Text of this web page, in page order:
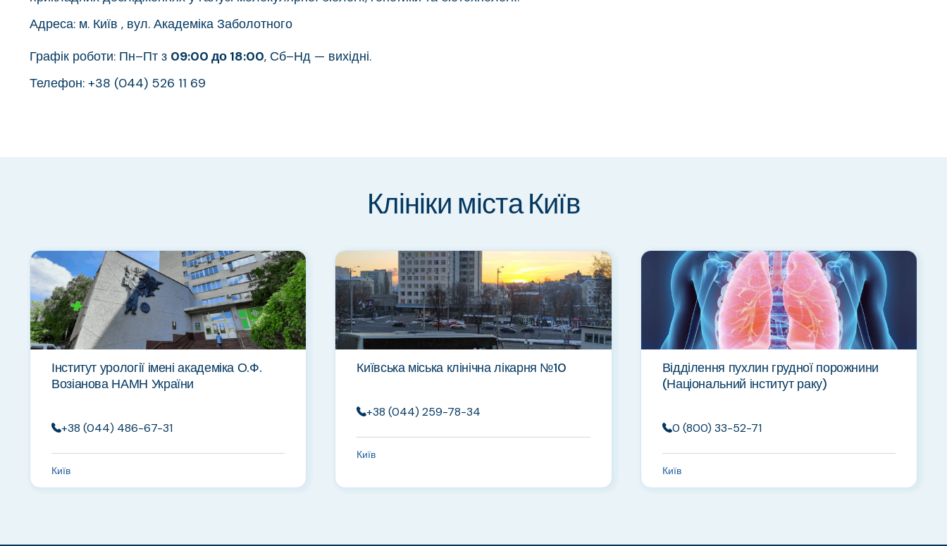
Адреса: м. Київ , вул. Академіка Заболотного
Графік роботи: Пн–Пт з 09:00 до 18:00, Сб–Нд — вихідні.
Телефон: +38 (044) 526 11 69
Клініки міста Київ
Інститут урології імені академіка О.Ф.
Возіанова НАМН України
+38 (044) 486-67-31
Київ
Київська міська клінічна лікарня №10
+38 (044) 259-78-34
Київ
Відділення пухлин грудної порожнини
(Національний інститут раку)
0 (800) 33-52-71
Київ